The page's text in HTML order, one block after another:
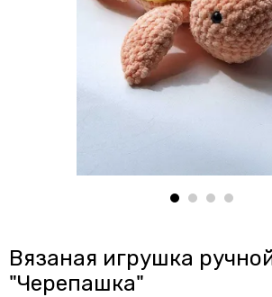
Вязаная игрушка
"Черепашка"